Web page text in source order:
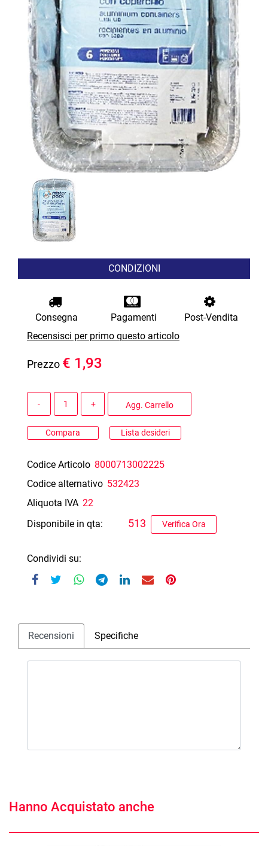
CONDIZIONI
Consegna Pagamenti
Post-Vendita
Recensisci per primo questo articolo
Prezzo € 1,93
Agg. Carrello
Compara Lista desideri
Codice Articolo 8000713002225
Codice alternativo 532423
Aliquota IVA 22
Disponibile in qta:
Verifica Ora
513
Condividi su:
Recensioni Specifiche
Hanno Acquistato anche